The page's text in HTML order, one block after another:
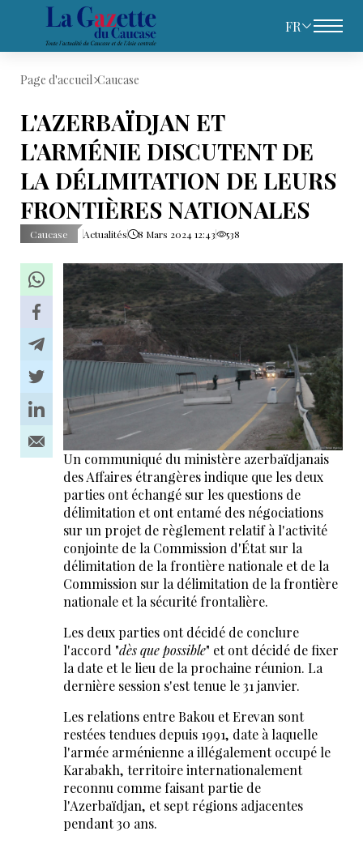
FR
Page d'accueil Caucase
L'AZERBAÏDJAN ET
L'ARMÉNIE DISCUTENT DE
LA DÉLIMITATION DE LEURS
FRONTIÈRES NATIONALES
Caucase Actualités 8 Mars 2024 12:43 538
Un communiqué du ministère azerbaïdjanais
des Affaires étrangères indique que les deux
parties ont échangé sur les questions de
délimitation et ont entamé des négociations
sur un projet de règlement relatif à l'activité
conjointe de la Commission d'État sur la
délimitation de la frontière nationale et de la
Commission sur la délimitation de la frontière
nationale et la sécurité frontalière.
Les deux parties ont décidé de conclure
l'accord "dès que possible" et ont décidé de fixer
la date et le lieu de la prochaine réunion. La
dernière session s'est tenue le 31 janvier.
Les relations entre Bakou et Erevan sont
restées tendues depuis 1991, date à laquelle
l'armée arménienne a illégalement occupé le
Karabakh, territoire internationalement
reconnu comme faisant partie de
l'Azerbaïdjan, et sept régions adjacentes
pendant 30 ans.